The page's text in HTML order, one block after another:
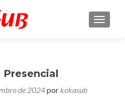
Presencial
de 2024por kokasub